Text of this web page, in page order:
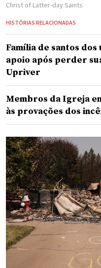
Christ of Latter-day Saints
HISTÓRIAS RELACIONADAS
Família de santos
apoio após perder
Upriver
Membros da Igreja
às provações dos